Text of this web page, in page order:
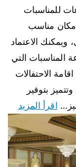
للمناسبات
مكان مناسب
ويمكنك الاعتماد
المناسبات التي
الاحتفالات
بتوفير
اقرأ المزيد